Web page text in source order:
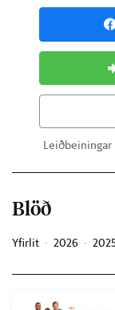
Leiðbeiningar
Blöð
Yfirlit 2026